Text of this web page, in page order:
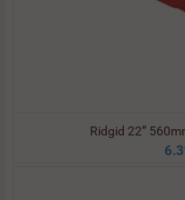
Ridgid 22”